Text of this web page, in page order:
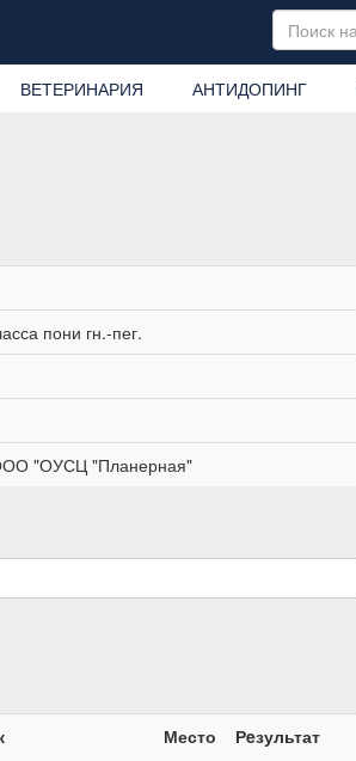
ВЕТЕРИНАРИЯ АНТИДОПИНГ
пони гн.-пег.
"ОУСЦ "Планерная"
Место Рeзультат